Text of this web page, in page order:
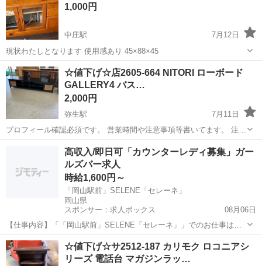
1,000円
中庄駅
7月12日
現状わたしとなります 使用感あり 45×88×45
岡山 倉敷市 中庄駅 収納家具
☆値下げ☆店2605-664 NITORI ローボード
GALLERY4 バス…
2,000円
弥生駅
7月11日
プロフィール確認必須です。 営業時間や注意事項等書いてます。 注意
⚠️ 当店はリサイクルショップの為、原則として 返品・交換や修理等の
対応は致しかねます。 家電等に関しましては、ご購入から３日以内に
商品の不備や故障があっ...
倉敷市 弥生駅 収納家具 ローボード
高収入/即日可「カウンターレディ募集」ガー
ルズバー求人
時給1,600円～
「岡山駅前」SELENE「セレーネ」
岡山県
スポンサー：求人ボックス
08月06日
【仕事内容】「「岡山駅前」SELENE「セレーネ」」でのお仕事は…
お客様に美味しいお酒を作ってご提供 一緒に楽しくお喋り これだけで
OK 対面接客なので、ナイトワークが初めての子でも安心ですよ! 「私
にできるかな…」と心配しなく...
アルバイト・パート
☆値下げ☆サ2512-187 カリモク ロコニアシ
リーズ 電話台 マガジンラッ…